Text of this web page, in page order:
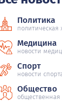
Политика
политическая
Медицина
новости
Спорт
новости
Общество